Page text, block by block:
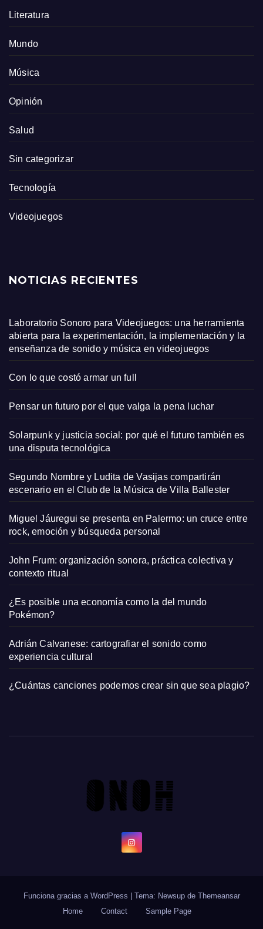
Literatura
Mundo
Música
Opinión
Salud
Sin categorizar
Tecnología
Videojuegos
NOTICIAS RECIENTES
Laboratorio Sonoro para Videojuegos: una herramienta
abierta para la experimentación, la implementación y la
enseñanza de sonido y música en videojuegos
Con lo que costó armar un full
Pensar un futuro por el que valga la pena luchar
Solarpunk y justicia social: por qué el futuro también es
una disputa tecnológica
Segundo Nombre y Ludita de Vasijas compartirán
escenario en el Club de la Música de Villa Ballester
Miguel Jáuregui se presenta en Palermo: un cruce entre
rock, emoción y búsqueda personal
John Frum: organización sonora, práctica colectiva y
contexto ritual
¿Es posible una economía como la del mundo
Pokémon?
Adrián Calvanese: cartografiar el sonido como
experiencia cultural
¿Cuántas canciones podemos crear sin que sea plagio?
Funciona gracias a WordPress | Tema: Newsup de Themeansar
Home
Contact Sample Page